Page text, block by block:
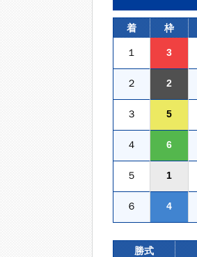
着 枠
１ 3
２ 2
３ 5
４ 6
５ 1
６ 4
勝式